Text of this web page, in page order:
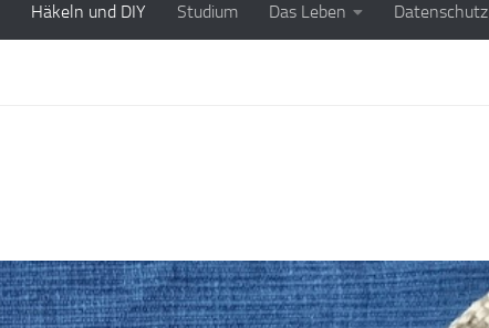
Häkeln und DIY Studium Das Leben Datenschutz